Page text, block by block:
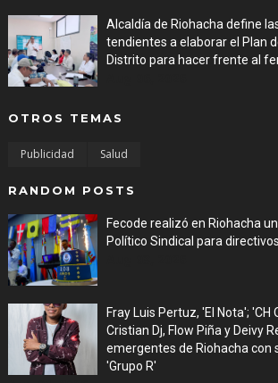
Alcaldía de Riohacha define
tendientes a elaborar el Plan
Distrito para hacer frente al
OTROS TEMAS
Publicidad Salud
RANDOM POSTS
Fecode realizó en Riohacha
Político Sindical para
Fray Luis Pertuz, 'El Nota'; 'CH
Cristian Dj, Flow Piña y Deivy
emergentes de Riohacha con
'Grupo R'